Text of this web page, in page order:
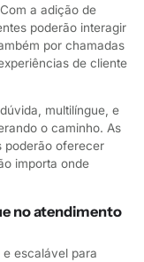
a adição de
poderão interagir
por chamadas
de cliente
multilíngue, e
o caminho. As
poderão oferecer
importa onde
no atendimento
escalável para